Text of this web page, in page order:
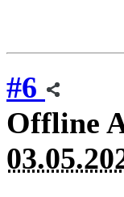
#6
Offline